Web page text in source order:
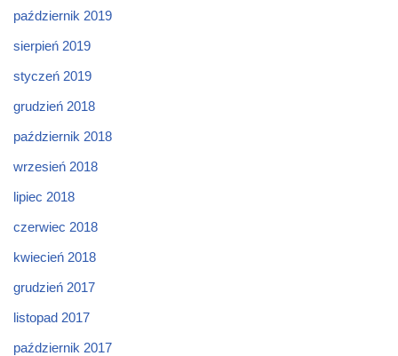
październik 2019
sierpień 2019
styczeń 2019
grudzień 2018
październik 2018
wrzesień 2018
lipiec 2018
czerwiec 2018
kwiecień 2018
grudzień 2017
listopad 2017
październik 2017